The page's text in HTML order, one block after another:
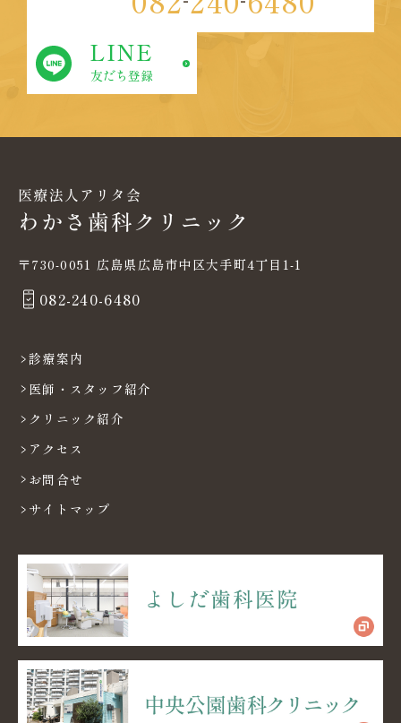
LINE
友だち登録
〒730-0051 広島県広島市中区大手町4丁目1-1
082-240-6480
診療案内
医師・スタッフ紹介
クリニック紹介
アクセス
お問合せ
サイトマップ